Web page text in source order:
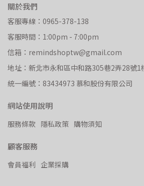
關於我們
客服專線：0965-378-138
客服時間：1:00pm - 7:00pm
信箱：remindshoptw@gmail.com
地址：新北市永和區中和路305巷2弄28號1
統一編號：83434973 慕和股份有限公司
網站使用說明
服務條款 隱私政策 購物須知
顧客服務
會員福利 企業採購